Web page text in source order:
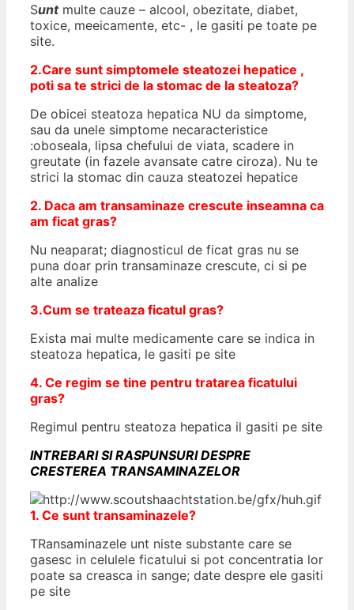
Suntmulte cauze – alcool, obezitate, diabet,
toxice, meeicamente, etc- , le gasiti pe toate pe
site.
2.Care sunt simptomele steatozei hepatice ,
poti sa te strici de la stomac de la steatoza?
De obicei steatoza hepatica NU da simptome,
sau da unele simptome necaracteristice
:oboseala, lipsa chefului de viata, scadere in
greutate (in fazele avansate catre ciroza). Nu te
strici la stomac din cauza steatozei hepatice
2. Daca am transaminaze crescute inseamna ca
am ficat gras?
Nu neaparat; diagnosticul de ficat gras nu se
puna doar prin transaminaze crescute, ci si pe
alte analize
3.Cum se trateaza ficatul gras?
Exista mai multe medicamente care se indica in
steatoza hepatica, le gasiti pe site
4. Ce regim se tine pentru tratarea ficatului
gras?
Regimul pentru steatoza hepatica il gasiti pe site
INTREBARI SI RASPUNSURI DESPRE
CRESTEREA TRANSAMINAZELOR
1. Ce sunt transaminazele?
TRansaminazele unt niste substante care se
gasesc in celulele ficatului si pot concentratia lor
poate sa creasca in sange; date despre ele gasiti
pe site